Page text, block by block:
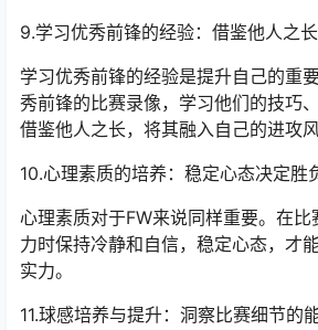
9.学习优秀前锋的经验：借鉴他人之长
学习优秀前锋的经验是提升自己的重
秀前锋的比赛录像，学习他们的技巧
借鉴他人之长，将其融入自己的进攻风
10.心理素质的培养：稳定心态决定胜
心理素质对于FW来说同样重要。在
力时保持冷静和自信，稳定心态，才
实力。
11.球感培养与提升：洞察比赛细节的